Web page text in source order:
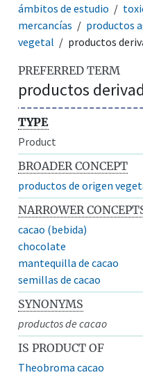
ámbitos de estudio
mercancías
productos
vegetal
productos
PREFERRED TERM
productos
TYPE
Product
BROADER CONCEPT
productos de origen
NARROWER
cacao (bebida)
chocolate
mantequilla de cacao
semillas de cacao
SYNONYMS
productos de cacao
IS PRODUCT OF
Theobroma cacao